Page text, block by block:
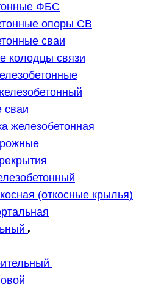
ФБС
опоры СВ
сваи
колодцы связи
сваи
железобетонная
(откосные крылья)